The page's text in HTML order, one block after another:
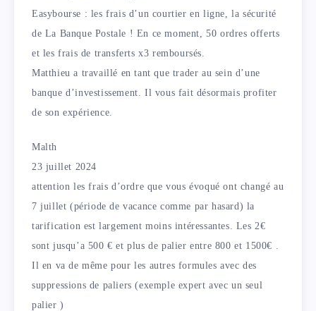
Easybourse : les frais d’un courtier en ligne, la sécurité
de La Banque Postale ! En ce moment, 50 ordres offerts
et les frais de transferts x3 remboursés.
Matthieu a travaillé en tant que trader au sein d’une
banque d’investissement. Il vous fait désormais profiter
de son expérience.
Malth
23 juillet 2024
attention les frais d’ordre que vous évoqué ont changé au
7 juillet (période de vacance comme par hasard) la
tarification est largement moins intéressantes. Les 2€
sont jusqu’a 500 € et plus de palier entre 800 et 1500€ .
Il en va de même pour les autres formules avec des
suppressions de paliers (exemple expert avec un seul
palier )